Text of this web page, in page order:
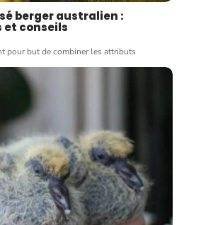
berger australien :
conseils
pour but de combiner les attributs